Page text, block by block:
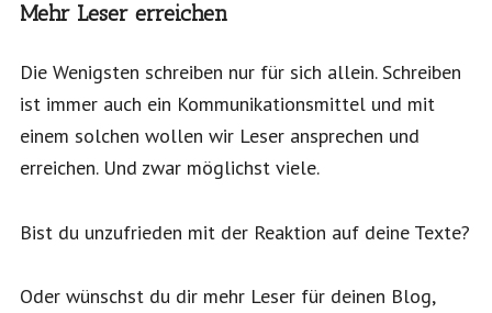
Mehr Leser erreichen
Die Wenigsten schreiben nur für sich allein. Schreiben
ist immer auch ein Kommunikationsmittel und mit
einem solchen wollen wir Leser ansprechen und
erreichen. Und zwar möglichst viele.
Bist du unzufrieden mit der Reaktion auf deine Texte?
Oder wünschst du dir mehr Leser für deinen Blog,